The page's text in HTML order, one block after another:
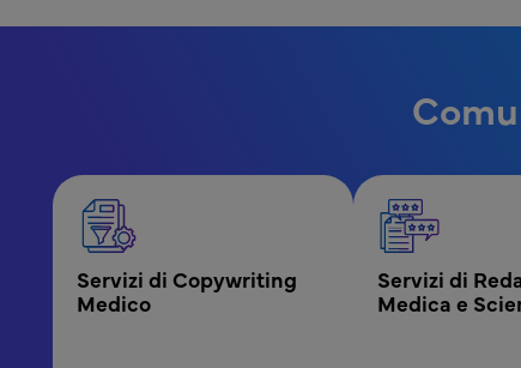
MPR - Blocco menu Comunicazione
Servizi di Copywriting
Medico
Servizi di
Medica e